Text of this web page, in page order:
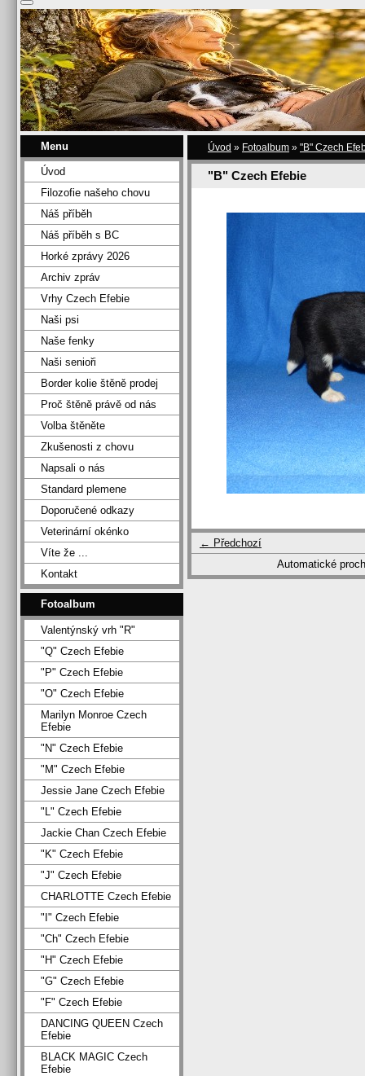
Úvod » Fotoalbum » "B" Czech
"B" Czech Efebie
← Předchozí
Automatické
Menu
Úvod
Filozofie našeho chovu
Náš příběh
Náš příběh s BC
Horké zprávy 2026
Archiv zpráv
Vrhy Czech Efebie
Naši psi
Naše fenky
Naši senioři
Border kolie štěně prodej
Proč štěně právě od nás
Volba štěněte
Zkušenosti z chovu
Napsali o nás
Standard plemene
Doporučené odkazy
Veterinární okénko
Víte že ...
Kontakt
Fotoalbum
Valentýnský vrh "R"
"Q" Czech Efebie
"P" Czech Efebie
"O" Czech Efebie
Marilyn Monroe Czech
Efebie
"N" Czech Efebie
"M" Czech Efebie
Jessie Jane Czech Efebie
"L" Czech Efebie
Jackie Chan Czech Efebie
"K" Czech Efebie
"J" Czech Efebie
CHARLOTTE Czech Efebie
"I" Czech Efebie
"Ch" Czech Efebie
"H" Czech Efebie
"G" Czech Efebie
"F" Czech Efebie
DANCING QUEEN Czech
Efebie
BLACK MAGIC Czech
Efebie